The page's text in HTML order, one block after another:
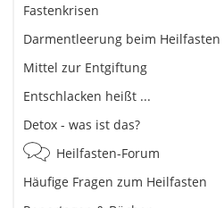
Fastenkrisen
Darmentleerung beim Heilfasten
Mittel zur Entgiftung
Entschlacken heißt ...
Detox - was ist das?
Heilfasten-Forum
Häufige Fragen zum Heilfasten